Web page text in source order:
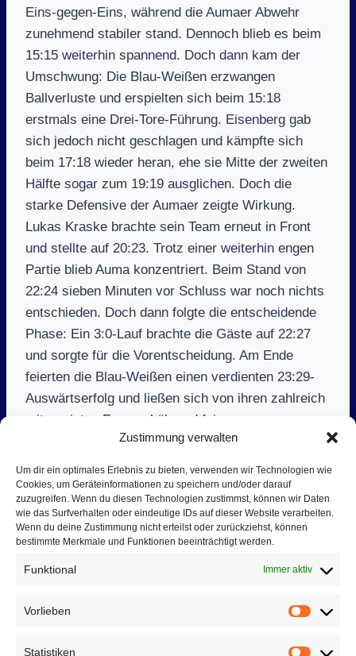
Zustimmung verwalten
Um dir ein optimales Erlebnis zu bieten, verwenden wir Technologien wie
Cookies, um Geräteinformationen zu speichern und/oder darauf
zuzugreifen. Wenn du diesen Technologien zustimmst, können wir Daten
wie das Surfverhalten oder eindeutige IDs auf dieser Website verarbeiten.
Wenn du deine Zustimmung nicht erteilst oder zurückziehst, können
bestimmte Merkmale und Funktionen beeinträchtigt werden.
Funktional Immer aktiv
Vorlieben
Statistiken
Eins-gegen-Eins, während die Aumaer Abwehr
zunehmend stabiler stand. Dennoch blieb es beim
15:15 weiterhin spannend. Doch dann kam der
Umschwung: Die Blau-Weißen erzwangen
Ballverluste und erspielten sich beim 15:18
erstmals eine Drei-Tore-Führung. Eisenberg gab
sich jedoch nicht geschlagen und kämpfte sich
beim 17:18 wieder heran, ehe sie Mitte der zweiten
Hälfte sogar zum 19:19 ausglichen. Doch die
starke Defensive der Aumaer zeigte Wirkung.
Lukas Kraske brachte sein Team erneut in Front
und stellte auf 20:23. Trotz einer weiterhin engen
Partie blieb Auma konzentriert. Beim Stand von
22:24 sieben Minuten vor Schluss war noch nichts
entschieden. Doch dann folgte die entscheidende
Phase: Ein 3:0-Lauf brachte die Gäste auf 22:27
und sorgte für die Vorentscheidung. Am Ende
feierten die Blau-Weißen einen verdienten 23:29-
Auswärtserfolg und ließen sich von ihren zahlreich
mitgereisten Fans gebührend feiern.
Auma spielte mit: Leon Geiler, Lukas Kraske (3),
Colin Töpel (8), Andreas Röhler (2), Oscar Weise
(2), Patrick Mattke (3), Lucas Hempel (2), Andre
Grille, Tim Seidel (6), Henning Staps und Dustin